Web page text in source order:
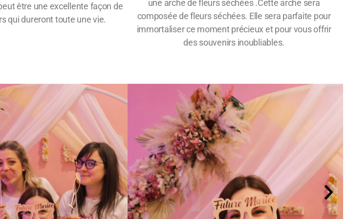
être une excellente façon de
qui dureront toute une vie.
une arche de fleurs séchées .Cette arche sera
composée de fleurs séchées. Elle sera parfaite pour
immortaliser ce moment précieux et pour vous offrir
des souvenirs inoubliables.